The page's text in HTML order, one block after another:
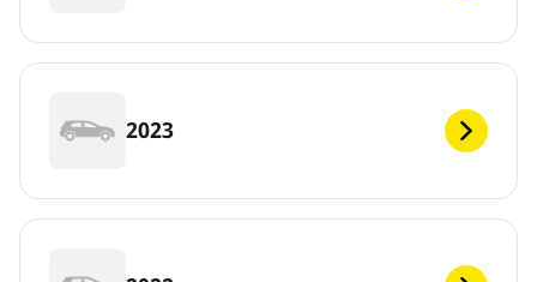
2023